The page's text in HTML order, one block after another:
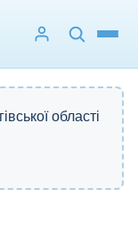
області